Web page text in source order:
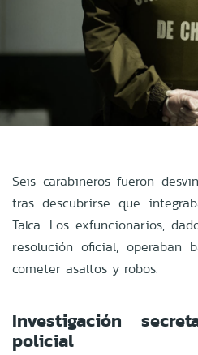
Seis carabineros fueron
tras descubrirse que
Talca. Los exfuncionarios,
resolución oficial, operaban
cometer asaltos y robos.
Investigación
policial